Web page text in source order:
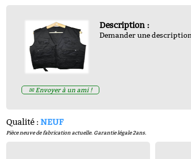
✉ Envoyer à un ami !
Description :
Demander une
Qualité :NEUF
Pièce neuve de fabrication actuelle. Garantie légale 2ans.
ALLIES DE LA
francois bertin-